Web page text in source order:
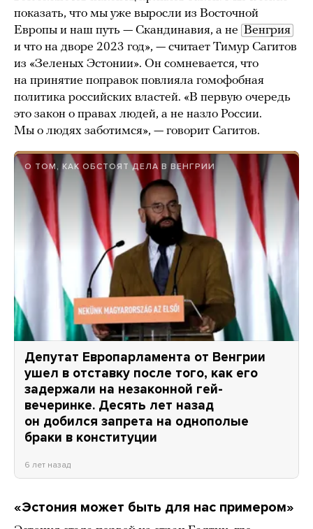
показать, что мы уже выросли из Восточной
Европы и наш путь — Скандинавия, а не Венгрия
и что на дворе 2023 год», — считает Тимур Сагитов
из «Зеленых Эстонии». Он сомневается, что
на принятие поправок повлияла гомофобная
политика российских властей. «В первую очередь
это закон о правах людей, а не назло России.
Мы о людях заботимся», — говорит Сагитов.
О ТОМ, КАК ОБСТОЯТ ДЕЛА В ВЕНГРИИ
Депутат Европарламента от Венгрии
ушел в отставку после того, как его
задержали на незаконной гей-
вечеринке. Десять лет назад
он добился запрета на однополые
браки в конституции
6 лет назад
«Эстония может быть для нас примером»